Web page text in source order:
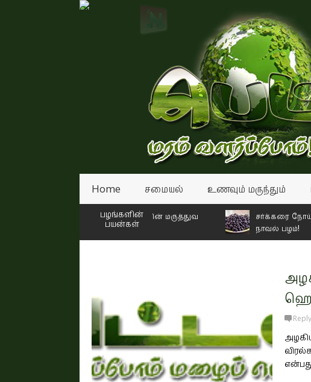
Home சமையல் உணவும் மருந்தும்
பழங்களின்
பயன்கள்
இல்லை!” பப்பாளி பழத்தின் மருத்துவ
சர்க்கரை நோய்க்கு
நாவல் பழம்!
Reply